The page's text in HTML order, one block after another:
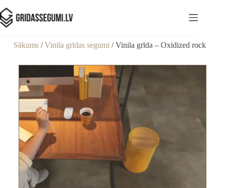
Sākums/Vinila grīdas segumi / Vinila grīda – Oxidized rock